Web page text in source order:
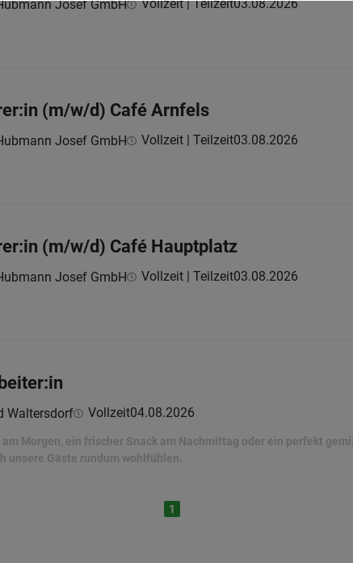
Josef GmbH Vollzeit | Teilzeit03.08.2026
(m/w/d) Café Arnfels
Josef GmbH Vollzeit | Teilzeit03.08.2026
(m/w/d) Café Hauptplatz
Josef GmbH Vollzeit | Teilzeit03.08.2026
Waltersdorf Vollzeit04.08.2026
Morgen, ein frischer Snack am Nachmittag oder ein perfekt
unsere Gäste rundum wohlfühlen.
1